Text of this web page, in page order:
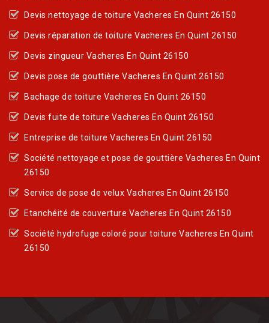
Devis nettoyage de toiture Vacheres En Quint 26150
Devis réparation de toiture Vacheres En Quint 26150
Devis zingueur Vacheres En Quint 26150
Devis pose de gouttière Vacheres En Quint 26150
Bachage de toiture Vacheres En Quint 26150
Devis fuite de toiture Vacheres En Quint 26150
Entreprise de toiture Vacheres En Quint 26150
Société nettoyage et pose de gouttière Vacheres En Quint
26150
Service de pose de velux Vacheres En Quint 26150
Etanchéité de couverture Vacheres En Quint 26150
Société hydrofuge coloré pour toiture Vacheres En Quint
26150